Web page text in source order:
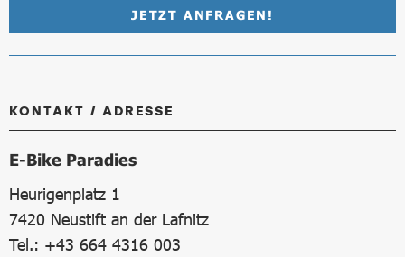
JETZT ANFRAGEN!
KONTAKT / ADRESSE
E-Bike Paradies
Heurigenplatz 1
7420 Neustift an der Lafnitz
Tel.: +43 664 4316 003